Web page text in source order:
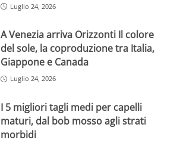
Luglio 24, 2026
A Venezia arriva Orizzonti Il colore
del sole, la coproduzione tra Italia,
Giappone e Canada
Luglio 24, 2026
I 5 migliori tagli medi per capelli
maturi, dal bob mosso agli strati
morbidi